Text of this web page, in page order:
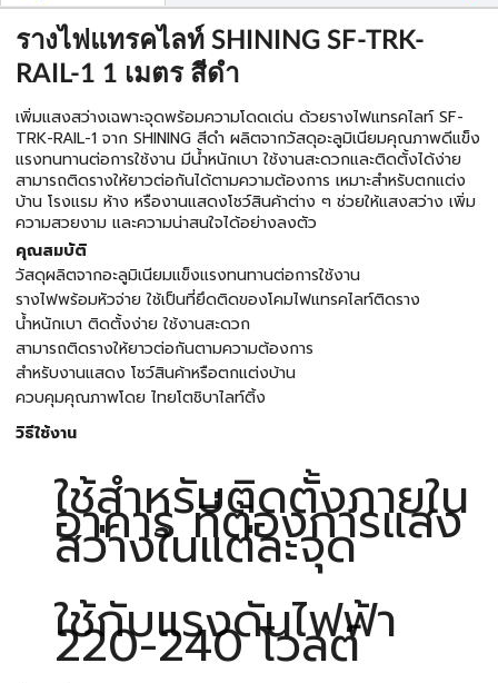
รางไฟแทรคไลท์ SHINING SF-TRK-
RAIL-1 1 เมตร สีดำ
เพิ่มแสงสว่างเฉพาะจุดพร้อมความโดดเด่น ด้วยรางไฟแทรคไลท์ SF-
TRK-RAIL-1 จาก SHINING สีดำ ผลิตจากวัสดุอะลูมิเนียมคุณภาพดีแข็ง
แรงทนทานต่อการใช้งาน มีน้ำหนักเบา ใช้งานสะดวกและติดตั้งได้ง่าย
สามารถติดรางให้ยาวต่อกันได้ตามความต้องการ เหมาะสำหรับตกแต่ง
บ้าน โรงแรม ห้าง หรืองานแสดงโชว์สินค้าต่าง ๆ ช่วยให้แสงสว่าง เพิ่ม
ความสวยงาม และความน่าสนใจได้อย่างลงตัว
คุณสมบัติ
วัสดุผลิตจากอะลูมิเนียมแข็งแรงทนทานต่อการใช้งาน
รางไฟพร้อมหัวจ่าย ใช้เป็นที่ยึดติดของโคมไฟแทรคไลท์ติดราง
น้ำหนักเบา ติดตั้งง่าย ใช้งานสะดวก
สามารถติดรางให้ยาวต่อกันตามความต้องการ
สำหรับงานแสดง โชว์สินค้าหรือตกแต่งบ้าน
ควบคุมคุณภาพโดย ไทยโตชิบาไลท์ติ้ง
วิธีใช้งาน
ใช้สำหรับติดตั้งภายใน
อาคาร ที่ต้องการแสง
สว่างในแต่ละจุด
ใช้กับแรงดันไฟฟ้า
220-240 โวลต์